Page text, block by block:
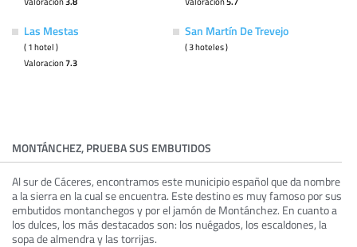
Las Mestas
( 1 hotel )
Valoracion7.3
San Martín De Trevejo
( 3 hoteles )
MONTÁNCHEZ, PRUEBA SUS EMBUTIDOS
Al sur de Cáceres, encontramos este municipio español que da nombre
a la sierra en la cual se encuentra. Este destino es muy famoso por sus
embutidos montanchegos y por el jamón de Montánchez. En cuanto a
los dulces, los más destacados son: los nuégados, los escaldones, la
sopa de almendra y las torrijas.